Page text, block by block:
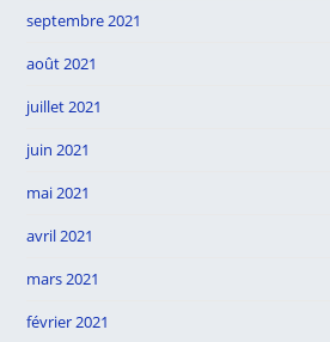
septembre 2021
août 2021
juillet 2021
juin 2021
mai 2021
avril 2021
mars 2021
février 2021